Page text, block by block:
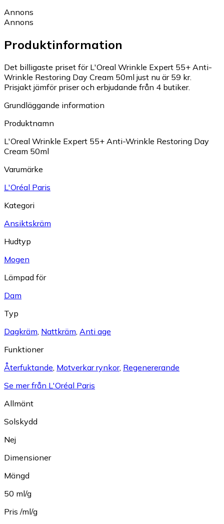
Annons
Annons
Produktinformation
Det billigaste priset för L'Oreal Wrinkle Expert 55+ Anti-
Wrinkle Restoring Day Cream 50ml just nu är 59 kr.
Prisjakt jämför priser och erbjudande från 4 butiker.
Grundläggande information
Produktnamn
L'Oreal Wrinkle Expert 55+ Anti-Wrinkle Restoring Day
Cream 50ml
Varumärke
L'Oréal Paris
Kategori
Ansiktskräm
Hudtyp
Mogen
Lämpad för
Dam
Typ
Dagkräm, Nattkräm, Anti age
Funktioner
Återfuktande, Motverkar rynkor, Regenererande
Se mer från L'Oréal Paris
Allmänt
Solskydd
Nej
Dimensioner
Mängd
50 ml/g
Pris /ml/g